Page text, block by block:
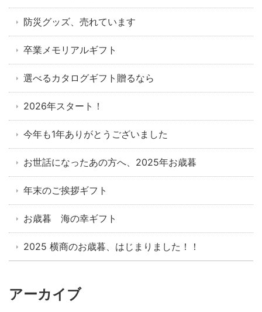
防災グッズ、売れています
卒業メモリアルギフト
選べるカタログギフト贈るなら
2026年スタート！
今年も1年ありがとうございました
お世話になったあの方へ、2025年お歳暮
年末のご挨拶ギフト
お歳暮 海の幸ギフト
2025 横商のお歳暮、はじまりました！！
アーカイブ